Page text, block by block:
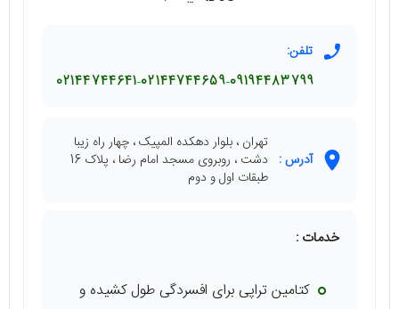
تلفن:
09194483799
02144744659
02144744641
آدرس :
تهران ، بلوار دهکده المپیک ، چهار راه زیبا
دشت ، روبروی مسجد امام رضا ، پلاک 16
طبقات اول و دوم
خدمات :
کتامین تراپی برای افسردگی طول کشیده و